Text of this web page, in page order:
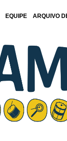
EQUIPE ARQUIVO